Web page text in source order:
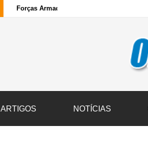
Forças Armadas e sociedade civil
ARTIGOS NOTÍCIAS